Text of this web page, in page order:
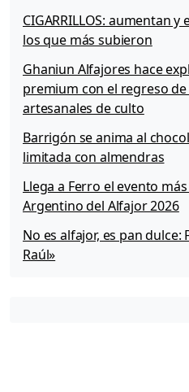
CIGARRILLOS: aumentan
los que más subieron
Ghaniun Alfajores hace
premium con el regreso
artesanales de culto
Barrigón se anima al
limitada con almendras
Llega a Ferro el evento
Argentino del Alfajor 2026
No es alfajor, es pan dulce:
Raúl»